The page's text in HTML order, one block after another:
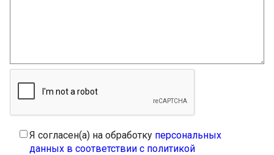
Я согласен(а) на обработку персональных
данных в соответствии с политикой